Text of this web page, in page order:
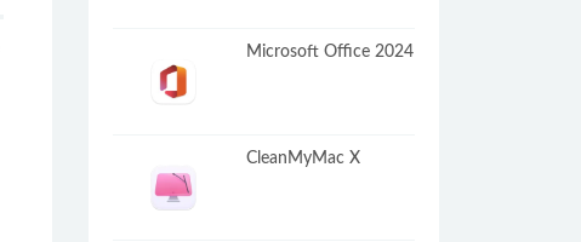
Microsoft Office 2024
CleanMyMac X